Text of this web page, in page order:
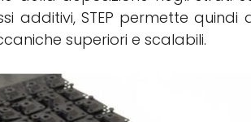
additivi, STEP permette quindi
superiori e scalabili.